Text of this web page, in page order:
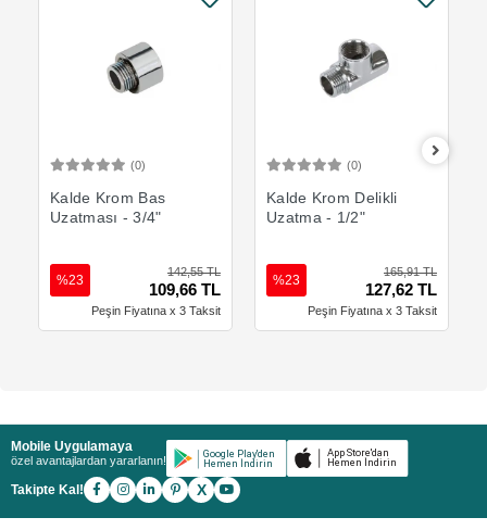
(0)
Kalde Krom Bas
Uzatması - 3/4"
142,55 TL
109,66 TL
%23
Peşin Fiyatına x 3 Taksit
(0)
Kalde Krom Delikli
Uzatma - 1/2"
165,91 TL
127,62 TL
%23
Peşin Fiyatına x 3 Taksit
Mobile Uygulamaya
özel avantajlardan yararlanın!
Takipte Kal! X